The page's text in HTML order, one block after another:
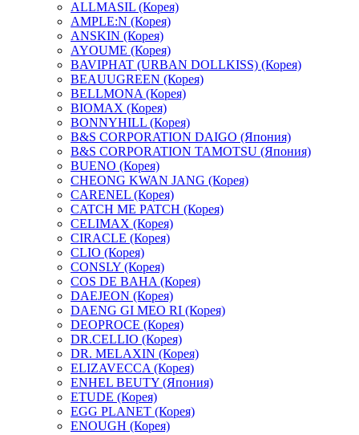
ALLMASIL (Корея)
AMPLE:N (Корея)
ANSKIN (Корея)
AYOUME (Корея)
BAVIPHAT (URBAN DOLLKISS) (Корея)
BEAUUGREEN (Корея)
BELLMONA (Корея)
BIOMAX (Корея)
BONNYHILL (Корея)
B&S CORPORATION DAIGO (Япония)
B&S CORPORATION TAMOTSU (Япония)
BUENO (Корея)
CHEONG KWAN JANG (Корея)
CARENEL (Корея)
CATCH ME PATCH (Корея)
CELIMAX (Корея)
CIRACLE (Корея)
CLIO (Корея)
CONSLY (Корея)
COS DE BAHA (Корея)
DAEJEON (Корея)
DAENG GI MEO RI (Корея)
DEOPROCE (Корея)
DR.CELLIO (Корея)
DR. MELAXIN (Корея)
ELIZAVECCA (Корея)
ENHEL BEUTY (Япония)
ETUDE (Корея)
EGG PLANET (Корея)
ENOUGH (Корея)